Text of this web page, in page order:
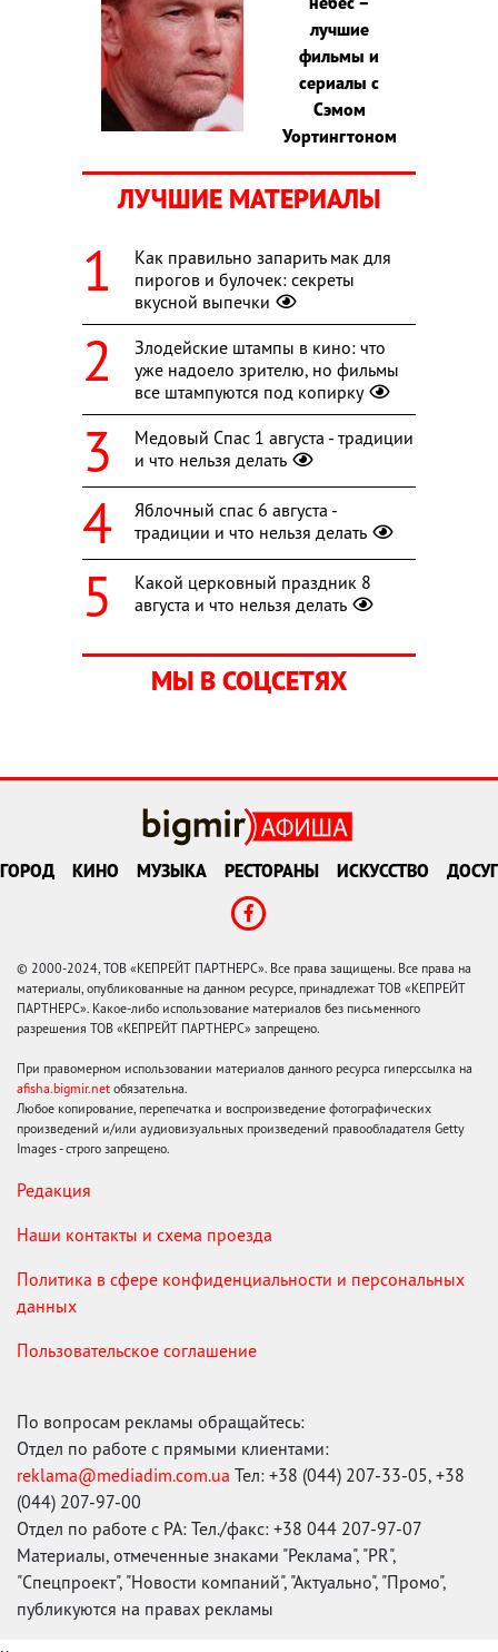
лучшие
фильмы и
сериалы с
Сэмом
Уортингтоном
ЛУЧШИЕ МАТЕРИАЛЫ
Как правильно запарить мак для
пирогов и булочек: секреты
вкусной выпечки
Злодейские штампы в кино: что
уже надоело зрителю, но фильмы
все штампуются под копирку
Медовый Спас 1 августа - традиции
и что нельзя делать
Яблочный спас 6 августа -
традиции и что нельзя делать
Какой церковный праздник 8
августа и что нельзя делать
МЫ В СОЦСЕТЯХ
ГОРОД КИНО МУЗЫКА РЕСТОРАНЫ ИСКУССТВО ДОСУГ
© 2000-2024, ТОВ «КЕПРЕЙТ ПАРТНЕРС». Все права защищены. Все права на
материалы, опубликованные на данном ресурсе, принадлежат ТОВ «КЕПРЕЙТ
ПАРТНЕРС». Какое-либо использование материалов без письменного
разрешения ТОВ «КЕПРЕЙТ ПАРТНЕРС» запрещено.
При правомерном использовании материалов данного ресурса гиперссылка на
afisha.bigmir.net обязательна.
Любое копирование, перепечатка и воспроизведение фотографических
произведений и/или аудиовизуальных произведений правообладателя Getty
Images - строго запрещено.
Редакция
Наши контакты и схема проезда
Политика в сфере конфиденциальности и персональных
данных
Пользовательское соглашение
По вопросам рекламы обращайтесь:
Отдел по работе с прямыми клиентами:
reklama@mediadim.com.ua Тел: +38 (044) 207-33-05, +38
(044) 207-97-00
Отдел по работе с РА: Тел./факс: +38 044 207-97-07
Материалы, отмеченные знаками "Реклама", "PR",
"Спецпроект", "Новости компаний", "Актуально", "Промо",
публикуются на правах рекламы